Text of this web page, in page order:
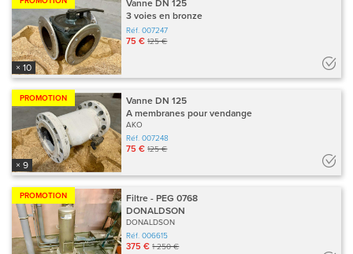
× 10
Vanne DN 125
3 voies en bronze
Réf. 007247
75 €125 €
PROMOTION
× 9
Vanne DN 125
A membranes pour vendange
AKO
Réf. 007248
75 €125 €
PROMOTION
Filtre - PEG 0768
DONALDSON
DONALDSON
Réf. 006615
375 €1 250 €